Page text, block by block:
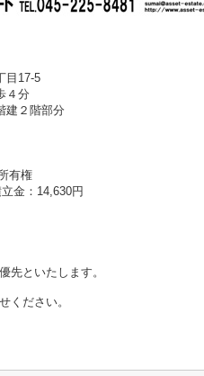
目17-5
４分
建２階部分
有権
金：14,630円
先といたします。
ください。